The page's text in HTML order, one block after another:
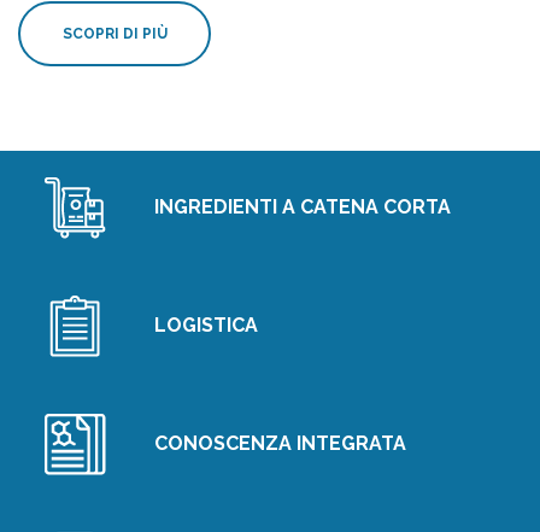
SCOPRI DI PIÙ
INGREDIENTI A CATENA CORTA
LOGISTICA
CONOSCENZA INTEGRATA